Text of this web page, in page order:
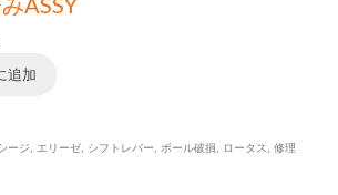
追加
ージ, エリーゼ, シフトレバー, ボール破損, ロータス, 修理